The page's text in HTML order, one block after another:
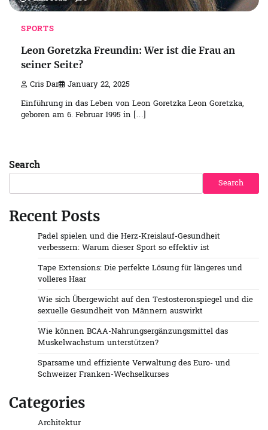
SPORTS
Leon Goretzka Freundin: Wer ist die Frau an
seiner Seite?
Cris Dar January 22, 2025
Einführung in das Leben von Leon Goretzka Leon Goretzka,
geboren am 6. Februar 1995 in […]
Search
Search
Recent Posts
Padel spielen und die Herz-Kreislauf-Gesundheit
verbessern: Warum dieser Sport so effektiv ist
Tape Extensions: Die perfekte Lösung für längeres und
volleres Haar
Wie sich Übergewicht auf den Testosteronspiegel und die
sexuelle Gesundheit von Männern auswirkt
Wie können BCAA-Nahrungsergänzungsmittel das
Muskelwachstum unterstützen?
Sparsame und effiziente Verwaltung des Euro- und
Schweizer Franken-Wechselkurses
Categories
Architektur